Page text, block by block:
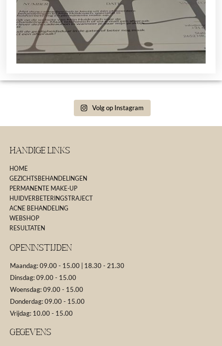
Volg op Instagram
Handige Links
HOME
GEZICHTSBEHANDELINGEN
PERMANENTE MAKE-UP
HUIDVERBETERINGSTRAJECT
ACNE BEHANDELING
WEBSHOP
RESULTATEN
Openinstijden
Maandag: 09.00 - 15.00 | 18.30 - 21.30
Dinsdag: 09.00 - 15.00
Woensdag: 09.00 - 15.00
Donderdag: 09.00 - 15.00
Vrijdag: 10.00 - 15.00
GEGEVENS